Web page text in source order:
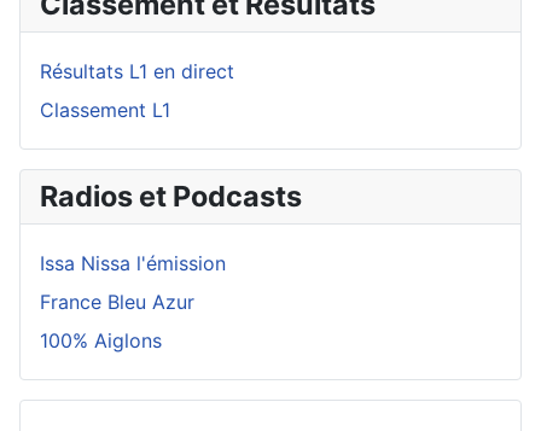
Résultats L1 en direct
Classement L1
Radios et Podcasts
Issa Nissa l'émission
France Bleu Azur
100% Aiglons